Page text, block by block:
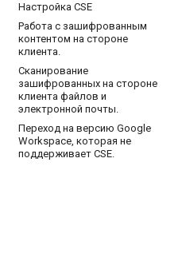
Настройка CSE
Работа с зашифрованным
контентом на стороне
клиента.
Сканирование
зашифрованных на стороне
клиента файлов и
электронной почты.
Переход на версию Google
Workspace, которая не
поддерживает CSE.